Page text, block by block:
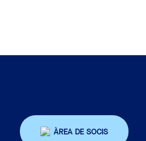
ÀREA DE SOCIS